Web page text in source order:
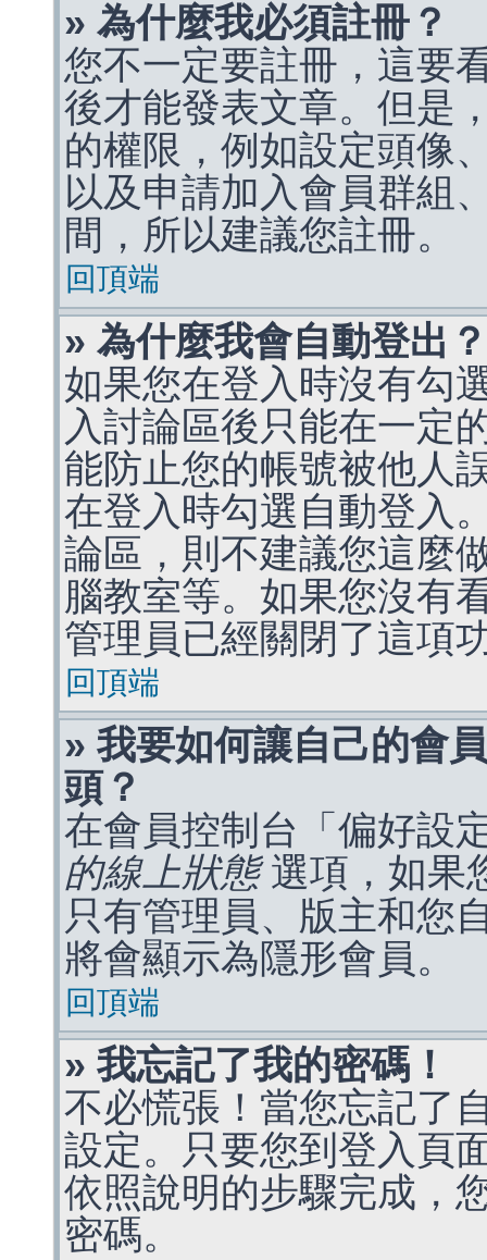
» 為什麼我必須註冊？
您不一定要註冊，這要
後才能發表文章。但是
的權限，例如設定頭像
以及申請加入會員群組
間，所以建議您註冊。
回頂端
» 為什麼我會自動登出？
如果您在登入時沒有勾
入討論區後只能在一定
能防止您的帳號被他人
在登入時勾選自動登入
論區，則不建議您這麼
腦教室等。如果您沒有
管理員已經關閉了這項
回頂端
» 我要如何讓自己的會
頭？
在會員控制台「偏好設
的線上狀態選項，如果
只有管理員、版主和您
將會顯示為隱形會員。
回頂端
» 我忘記了我的密碼！
不必慌張！當您忘記了
設定。只要您到登入頁
依照說明的步驟完成，
密碼。